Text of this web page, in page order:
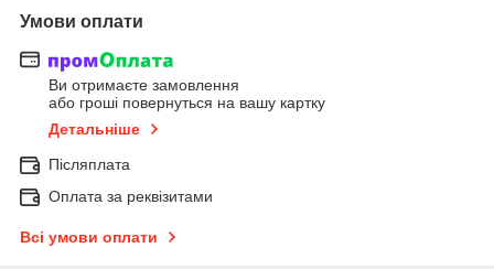
Умови оплати
Ви отримаєте замовлення
або гроші повернуться на вашу картку
Детальніше
Післяплата
Оплата за реквізитами
Всі умови оплати